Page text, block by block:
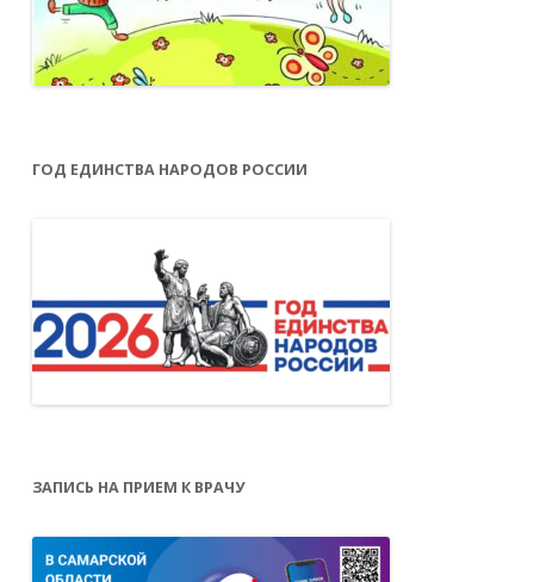
ГОД ЕДИНСТВА НАРОДОВ РОССИИ
ЗАПИСЬ НА ПРИЕМ К ВРАЧУ